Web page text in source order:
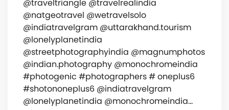
@traveltriangle @travelrealindia
@natgeotravel @wetravelsolo
@indiatravelgram @uttarakhand.tourism
@lonelyplanetindia
@streetphotographyindia @magnumphotos
@indian.photography @monochromeindia
#photogenic #photographers # oneplus6
#shotononeplus6 @indiatravelgram
@lonelyplanetindia @monochromeindia…